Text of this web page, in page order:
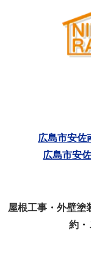
広島市安佐
広島市安
屋根工事・外壁塗
約・